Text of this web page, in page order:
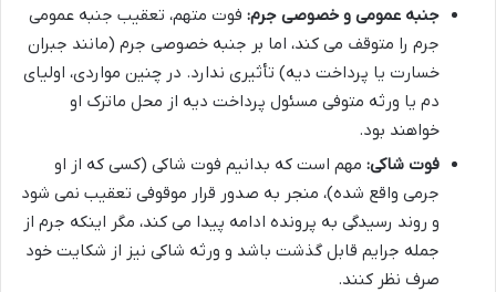
جنبه عمومی و خصوصی جرم: فوت متهم، تعقیب جنبه عمومی
جرم را متوقف می کند، اما بر جنبه خصوصی جرم (مانند جبران
خسارت یا پرداخت دیه) تأثیری ندارد. در چنین مواردی، اولیای
دم یا ورثه متوفی مسئول پرداخت دیه از محل ماترک او
خواهند بود.
فوت شاکی: مهم است که بدانیم فوت شاکی (کسی که از او
جرمی واقع شده)، منجر به صدور قرار موقوفی تعقیب نمی شود
و روند رسیدگی به پرونده ادامه پیدا می کند، مگر اینکه جرم از
جمله جرایم قابل گذشت باشد و ورثه شاکی نیز از شکایت خود
صرف نظر کنند.